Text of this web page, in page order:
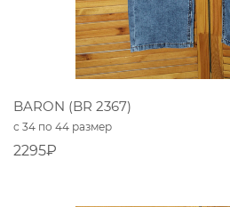
BARON (BR 2367)
с 34 по 44 размер
2295₽